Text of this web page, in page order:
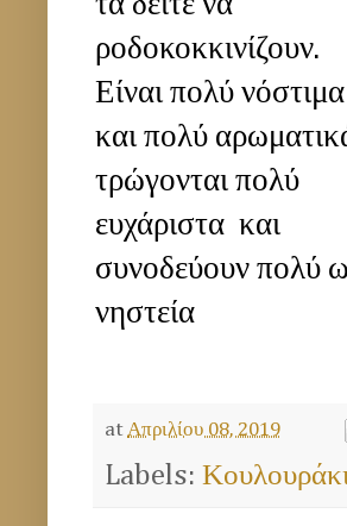
ροδοκοκκινίζουν.
Είναι πολύ νόστιμα
και πολύ
τρώγονται πολύ
ευχάριστα και
συνοδεύουν πολύ
νηστεία
atΑπριλίου 08, 2019
Labels: